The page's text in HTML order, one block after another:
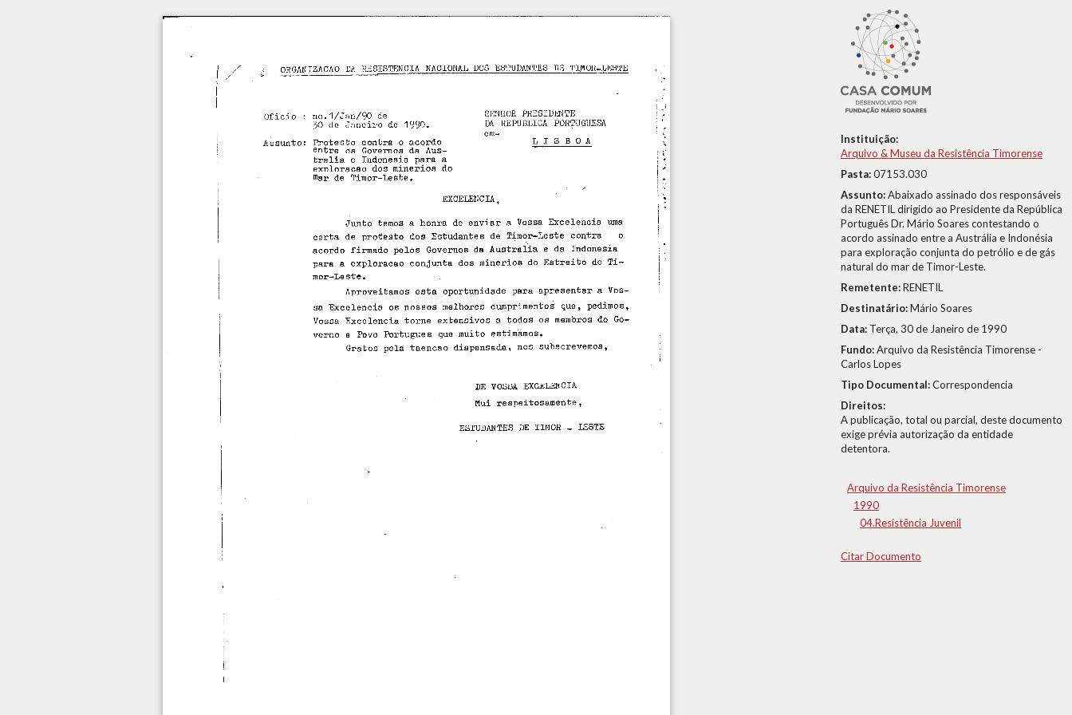
Instituição:
Arquivo & Museu da Resistência Timorense
Pasta:07153.030
Assunto:Abaixado assinado dos responsáveis
da RENETIL dirigido ao Presidente da República
Português Dr. Mário Soares contestando o
acordo assinado entre a Austrália e Indonésia
para exploração conjunta do petrólio e de gás
natural do mar de Timor-Leste.
Remetente:RENETIL
Destinatário:Mário Soares
Data: Terça, 30 de Janeiro de 1990
Fundo:Arquivo da Resistência Timorense -
Carlos Lopes
Tipo Documental:Correspondencia
Direitos:
A publicação, total ou parcial, deste documento
exige prévia autorização da entidade
detentora.
Arquivo da Resistência Timorense
1990
04.Resistência Juvenil
Citar Documento